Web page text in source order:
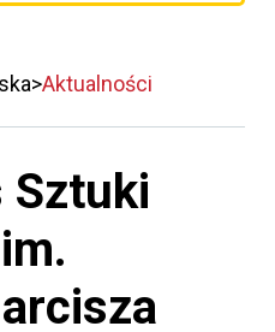
Aktualności
Sztuki